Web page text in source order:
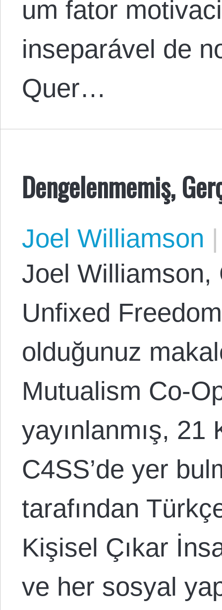
um fator
inseparável de
Quer…
Dengelenmemiş,
Joel Williamson |
Joel Williamson,
Unfixed
olduğunuz
Mutualism Co-
yayınlanmış, 21
C4SS’de yer
tarafından
Kişisel Çıkar
ve her sosyal